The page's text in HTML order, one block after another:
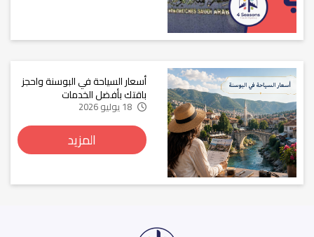
أسعار السياحة في البوسنة واحجز
باقتك بأفضل الخدمات
المزيد